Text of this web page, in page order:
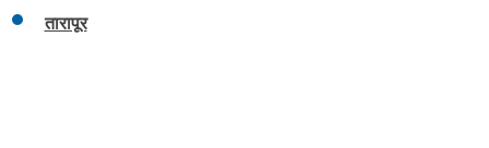
तारापूर